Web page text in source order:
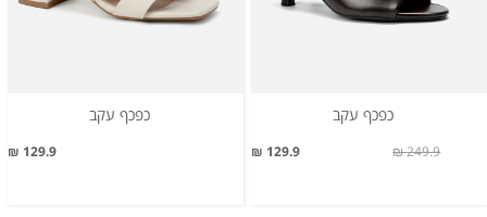
כפכף עקב
129.9 ₪ 249.9 ₪
כפכף עקב
129.9 ₪